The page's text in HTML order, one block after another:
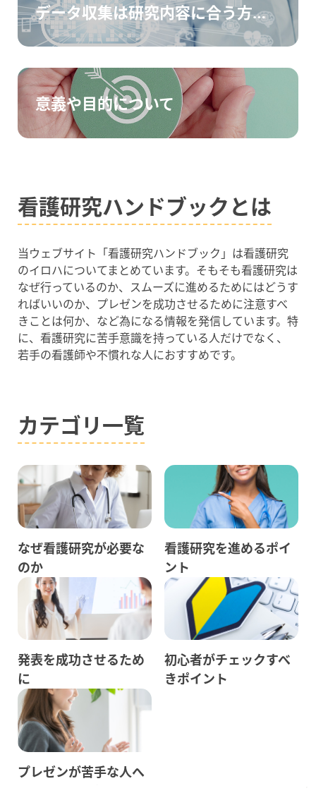
データ収集は研究内容に合う方法で
意義や目的について
看護研究ハンドブックとは
当ウェブサイト「看護研究ハンドブック」は看護研究
のイロハについてまとめています。そもそも看護研究は
なぜ行っているのか、スムーズに進めるためにはどうす
ればいいのか、プレゼンを成功させるために注意すべ
きことは何か、など為になる情報を発信しています。特
に、看護研究に苦手意識を持っている人だけでなく、
若手の看護師や不慣れな人におすすめです。
カテゴリ一覧
なぜ看護研究が必要な
のか
看護研究を進めるポイ
ント
発表を成功させるため
に
初心者がチェックすべ
きポイント
プレゼンが苦手な人へ